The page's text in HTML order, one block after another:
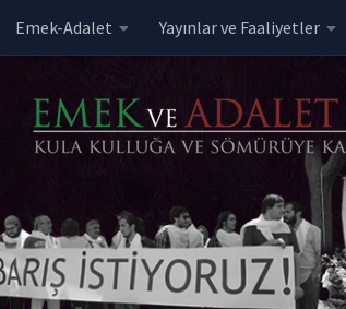
Skip to content
Emek-Adalet Yayınlar ve Faaliyetler